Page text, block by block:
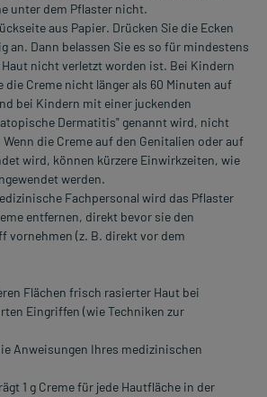
unter dem Pflaster nicht.
aus Papier. Drücken Sie die Ecken
an. Dann belassen Sie es so für mindestens
nicht verletzt worden ist. Bei Kindern
die Creme nicht länger als 60 Minuten auf
bei Kindern mit einer juckenden
Dermatitis" genannt wird, nicht
die Creme auf den Genitalien oder auf
wird, können kürzere Einwirkzeiten, wie
werden.
Fachpersonal wird das Pflaster
entfernen, direkt bevor sie den
vornehmen (z. B. direkt vor dem
Flächen frisch rasierter Haut bei
Eingriffen (wie Techniken zur
Anweisungen Ihres medizinischen
1 g Creme für jede Hautfläche in der